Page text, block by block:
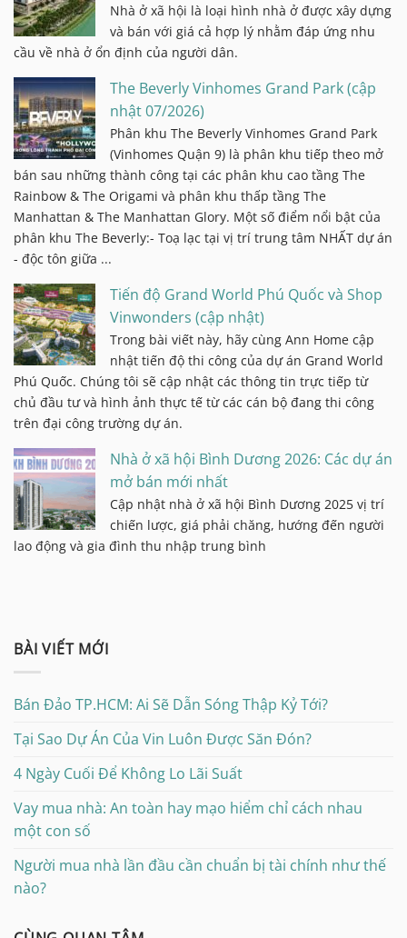
Nhà ở xã hội là loại hình nhà ở được xây dựng
và bán với giá cả hợp lý nhằm đáp ứng nhu
cầu về nhà ở ổn định của người dân.
The Beverly Vinhomes Grand Park (cập
nhật 07/2026)
Phân khu The Beverly Vinhomes Grand Park
(Vinhomes Quận 9) là phân khu tiếp theo mở
bán sau những thành công tại các phân khu cao tầng The
Rainbow & The Origami và phân khu thấp tầng The
Manhattan & The Manhattan Glory. Một số điểm nổi bật của
phân khu The Beverly:- Toạ lạc tại vị trí trung tâm NHẤT dự án
- độc tôn giữa ...
Tiến độ Grand World Phú Quốc và Shop
Vinwonders (cập nhật)
Trong bài viết này, hãy cùng Ann Home cập
nhật tiến độ thi công của dự án Grand World
Phú Quốc. Chúng tôi sẽ cập nhật các thông tin trực tiếp từ
chủ đầu tư và hình ảnh thực tế từ các cán bộ đang thi công
trên đại công trường dự án.
Nhà ở xã hội Bình Dương 2026: Các dự án
mở bán mới nhất
Cập nhật nhà ở xã hội Bình Dương 2025 vị trí
chiến lược, giá phải chăng, hướng đến người
lao động và gia đình thu nhập trung bình
BÀI VIẾT MỚI
Bán Đảo TP.HCM: Ai Sẽ Dẫn Sóng Thập Kỷ Tới?
Tại Sao Dự Án Của Vin Luôn Được Săn Đón?
4 Ngày Cuối Để Không Lo Lãi Suất
Vay mua nhà: An toàn hay mạo hiểm chỉ cách nhau
một con số
Người mua nhà lần đầu cần chuẩn bị tài chính như thế
nào?